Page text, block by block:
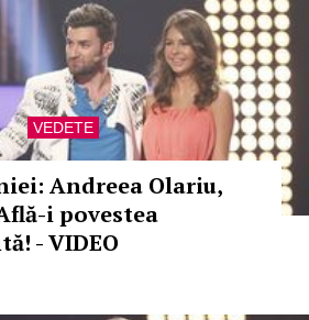
VEDETE
Andreea Olariu,
i povestea
- VIDEO